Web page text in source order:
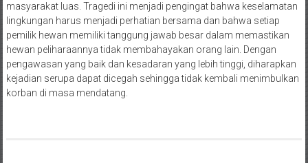
masyarakat luas. Tragedi ini menjadi pengingat bahwa keselamatan
lingkungan harus menjadi perhatian bersama dan bahwa setiap
pemilik hewan memiliki tanggung jawab besar dalam memastikan
hewan peliharaannya tidak membahayakan orang lain. Dengan
pengawasan yang baik dan kesadaran yang lebih tinggi, diharapkan
kejadian serupa dapat dicegah sehingga tidak kembali menimbulkan
korban di masa mendatang.